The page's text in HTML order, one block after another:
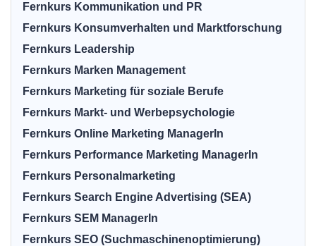
Fernkurs Kommunikation und PR
Fernkurs Konsumverhalten und Marktforschung
Fernkurs Leadership
Fernkurs Marken Management
Fernkurs Marketing für soziale Berufe
Fernkurs Markt- und Werbepsychologie
Fernkurs Online Marketing ManagerIn
Fernkurs Performance Marketing ManagerIn
Fernkurs Personalmarketing
Fernkurs Search Engine Advertising (SEA)
Fernkurs SEM ManagerIn
Fernkurs SEO (Suchmaschinenoptimierung)